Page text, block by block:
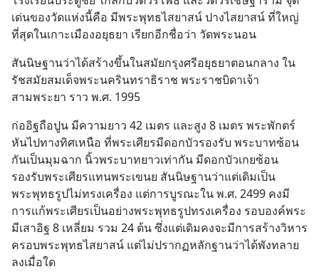
เด่นของวัดแห่งนี้คือ มีพระพุทธไสยาสน์ ปางไสยาสน์ ที่ใหญ่
ที่สุดในเกาะเมืองอยุธยา เรียกอีกชื่อว่า วัดพระนอน
สันนิษฐานว่าได้สร้างขึ้นในสมัยกรุงศรีอยุธยาตอนกลาง ใน
รัชสมัยสมเด็จพระนครินทราธิราช พระราชบิดาเจ้า
สามพระยา ราว พ.ศ. 1995
ก่ออิฐถือปูน มีความยาว 42 เมตร และสูง 8 เมตร พระพักตร์
หันไปทางทิศเหนือ ที่พระเศียรมีดอกบัวรองรับ พระบาทซ้อน
กันเป็นมุมฉาก นิ้วพระบาทยาวเท่ากัน มีดอกบัวเกยซ้อน
รองรับพระเศียรแทนพระเขนย สันนิษฐานว่าแต่เดิมเป็น
พระพุทธรูปไม่ทรงเครื่อง แต่การบูรณะใน พ.ศ. 2499 คงมี
การแก้พระเศียรเป็นอย่างพระพุทธรูปทรงเครื่อง รอบองค์พระ
มีเสาอิฐ 8 เหลี่ยม รวม 24 ต้น ซึ่งแต่เดิมคงจะมีการสร้างวิหาร
ครอบพระพุทธไสยาสน์ แต่ไม่ปรากฏหลักฐานว่าได้พังทลาย
ลงเมื่อใด